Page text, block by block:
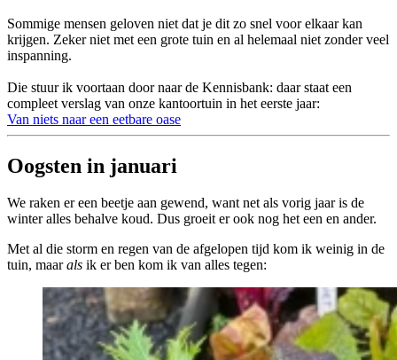
Sommige mensen geloven niet dat je dit zo snel voor elkaar kan
krijgen. Zeker niet met een grote tuin en al helemaal niet zonder veel
inspanning.
Die stuur ik voortaan door naar de Kennisbank: daar staat een
compleet verslag van onze kantoortuin in het eerste jaar:
Van niets naar een eetbare oase
Oogsten in januari
We raken er een beetje aan gewend, want net als vorig jaar is de
winter alles behalve koud. Dus groeit er ook nog het een en ander.
Met al die storm en regen van de afgelopen tijd kom ik weinig in de
tuin, maarals ik er ben kom ik van alles tegen: